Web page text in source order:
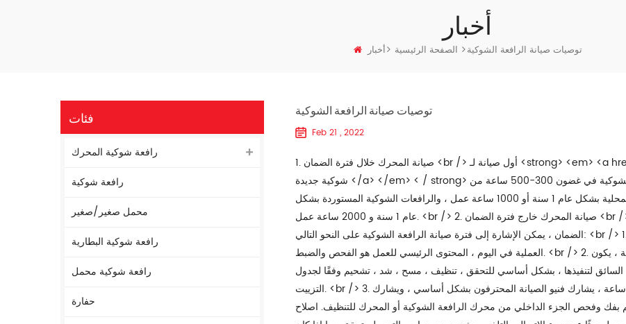
أخبار
الصفحة الرئيسية أخبار توصيات صيانة الرافعة الشوكية
توصيات صيانة الرافعة الشوكية
Feb 21 , 2022
1. صيانة المحرك خلال فترة الضمان <br /> أول صيانة لـ <strong> <em> <a href="/engine-forklift_c7" target="_blank"> رافعة
شوكية جديدة </a> </em> < / strong> مضمون بشكل عام من قبل الشركة المصنعة للرافعة الشوكية في غضون 300-500 ساعة من
التشغيل. فترة الضمان للرافعات الشوكية: الرافعات الشوكية المحلية بشكل عام 1 سنة أو 1000 ساعة عمل ، والرافعات الشوكية المستوردة بشكل
عام 1 سنة و 2000 ساعة عمل. <br /> 2. صيانة المحرك خارج فترة الضمان <br /> بعد انقضاء الرافعة الشوكية فترة الضمان ، أي بعد فترة
الضمان ، يمكن الإشارة إلى فترة صيانة الرافعة الشوكية على النحو التالي: <br /> 1. يتم تنفيذ الصيانة اليومية بشكل أساسي بواسطة السائق. بعد
العملية في اليوم ، المحتوى الرئيسي للعمل هو الفحص والضبط. <br /> 2. صيانة من المستوى الأول ، بعد العمل التراكمي لمدة 500 ساعة ، يكون
السائق لتنفيذها ، بشكل أساسي للتحقق ، تنظيف ، مسح ، شد ، تشحيم وفقًا لجدول
التزييت. <br /> 3. صيانة المستوى الثاني ، بعد العمل التراكمي لـ 2500 ساعة ، يشارك فنيو الصيانة المحترفون بشكل أساسي ، ويشارك
بفك وفحص الجزء الداخلي من محرك الرافعة الشوكية أو المحرك للتنظيف. اصلاح
فئات
رافعة شوكية المحرك
رافعة شوكية
محمل صغير/صغير
رافعة شوكية البطارية
رافعة شوكية محمل
حفارة